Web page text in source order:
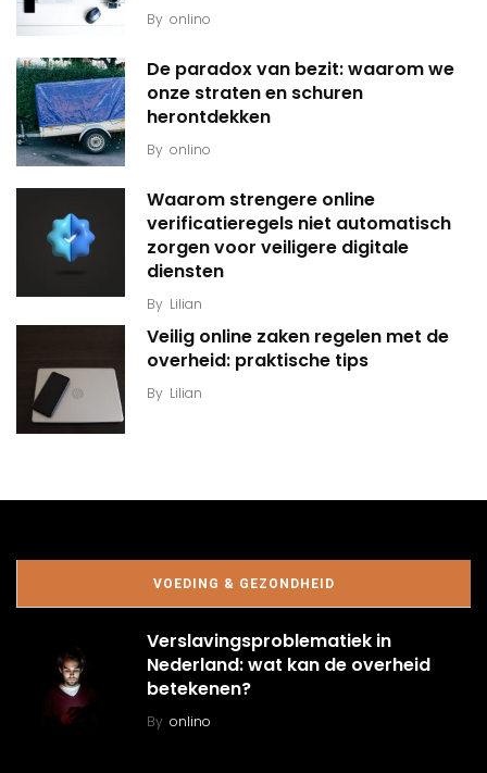
By onlino
De paradox van bezit: waarom we
onze straten en schuren
herontdekken
By onlino
Waarom strengere online
verificatieregels niet automatisch
zorgen voor veiligere digitale
diensten
By Lilian
Veilig online zaken regelen met de
overheid: praktische tips
By Lilian
VOEDING & GEZONDHEID
Verslavingsproblematiek in
Nederland: wat kan de overheid
betekenen?
By onlino